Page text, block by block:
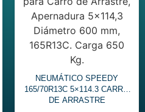
NEUMÁTICO SPEEDY
165/70R13C 5×114.3 CARRO
DE ARRASTRE